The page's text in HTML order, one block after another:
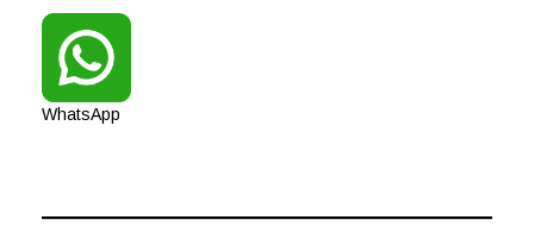
WhatsApp